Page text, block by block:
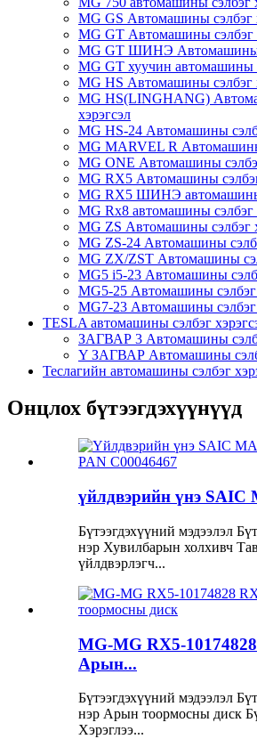
MG GS Автомашины сэлбэг
MG GT Автомашины сэлбэг
MG GT ШИНЭ Автомашины
MG GT хуучин автомашины
MG HS Автомашины сэлбэг
MG HS(LINGHANG)
хэрэгсэл
MG HS-24 Автомашины
MG MARVEL R Автомашины
MG ONE Автомашины
MG RX5 Автомашины
MG RX5 ШИНЭ автомашины
MG Rx8 автомашины сэлбэг
MG ZS Автомашины сэлбэг
MG ZS-24 Автомашины
MG ZX/ZST Автомашины
MG5 i5-23 Автомашины
MG5-25 Автомашины сэлбэг
MG7-23 Автомашины сэлбэг
TESLA автомашины сэлбэг
ЗАГВАР 3 Автомашины
Y ЗАГВАР Автомашины
Теслагийн автомашины сэлбэг
Онцлох бүтээгдэхүүнүүд
үйлдвэрийн үнэ SAIC
Бүтээгдэхүүний мэдээлэл
нэр Хувилбарын холхивч
үйлдвэрлэгч...
MG-MG RX5-
Арын...
Бүтээгдэхүүний мэдээлэл
нэр Арын тоормосны диск
Хэрэглээ...